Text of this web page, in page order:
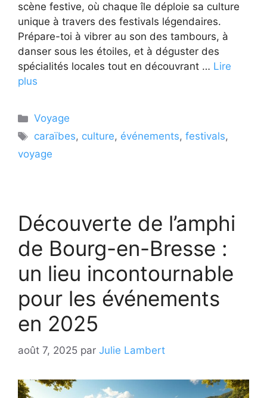
scène festive, où chaque île déploie sa culture
unique à travers des festivals légendaires.
Prépare-toi à vibrer au son des tambours, à
danser sous les étoiles, et à déguster des
spécialités locales tout en découvrant … Lire
plus
Catégories
Voyage
Étiquettes
caraïbes, culture, événements,festivals,
voyage
Découverte de l’amphi
de Bourg-en-Bresse :
un lieu incontournable
pour les événements
en 2025
août 7, 2025 par Julie Lambert